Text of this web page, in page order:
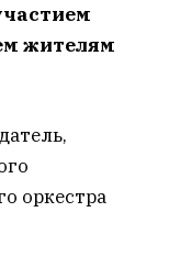
жителям
оркестра